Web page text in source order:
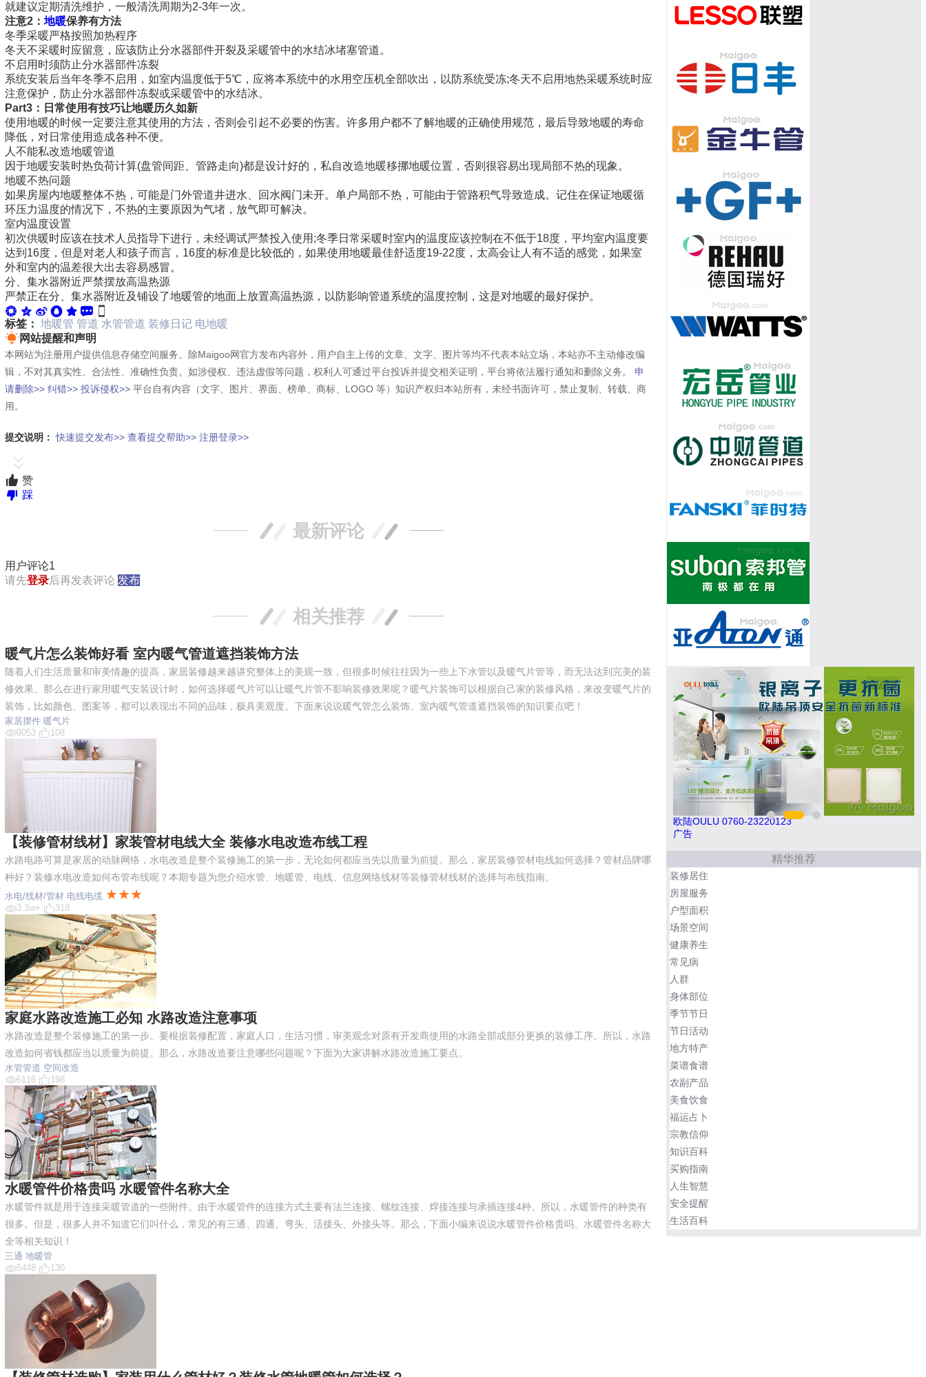
就建议定期清洗维护，一般清洗周期为2-3年一次。
注意2： 地暖保养有方法
冬季采暖严格按照加热程序
冬天不采暖时应留意，应该防止分水器部件开裂及采暖管中的水结冰堵塞管道。
不启用时须防止分水器部件冻裂
系统安装后当年冬季不启用，如室内温度低于5℃，应将本系统中的水用空压机全部吹出，以防系统受冻;冬天不启用地热采暖系统时应
注意保护，防止分水器部件冻裂或采暖管中的水结冰。
Part3：日常使用有技巧让地暖历久如新
使用地暖的时候一定要注意其使用的方法，否则会引起不必要的伤害。许多用户都不了解地暖的正确使用规范，最后导致地暖的寿命
降低，对日常使用造成各种不便。
人不能私改造地暖管道
因于地暖安装时热负荷计算(盘管间距、管路走向)都是设计好的，私自改造地暖移挪地暖位置，否则很容易出现局部不热的现象。
地暖不热问题
如果房屋内地暖整体不热，可能是门外管道井进水、回水阀门未开。单户局部不热，可能由于管路积气导致造成。记住在保证地暖循
环压力温度的情况下，不热的主要原因为气堵，放气即可解决。
室内温度设置
初次供暖时应该在技术人员指导下进行，未经调试严禁投入使用;冬季日常采暖时室内的温度应该控制在不低于18度，平均室内温度要
达到16度，但是对老人和孩子而言，16度的标准是比较低的，如果使用地暖最佳舒适度19-22度，太高会让人有不适的感觉，如果室
外和室内的温差很大出去容易感冒。
分、集水器附近严禁摆放高温热源
严禁正在分、集水器附近及铺设了地暖管的地面上放置高温热源，以防影响管道系统的温度控制，这是对地暖的最好保护。
标签： 地暖管 管道 水管管道 装修日记 电地暖
网站提醒和声明
本网站为注册用户提供信息存储空间服务。除Maigoo网官方发布内容外，用户自主上传的文章、文字、图片等均不代表本站立场，本站亦不主动修改编
辑，不对其真实性、合法性、准确性负责。如涉侵权、违法虚假等问题，权利人可通过平台投诉并提交相关证明，平台将依法履行通知和删除义务。
申
请删除>> 纠错>> 投诉侵权>> 平台自有内容（文字、图片、界面、榜单、商标、LOGO 等）知识产权归本站所有，未经书面许可，禁止复制、转载、商
用。
提交说明： 快速提交发布>> 查看提交帮助>> 注册登录>>
赞
踩
最新评论
用户评论1
请先登录后再发表评论 发布
相关推荐
暖气片怎么装饰好看 室内暖气管道遮挡装饰方法
随着人们生活质量和审美情趣的提高，家居装修越来越讲究整体上的美观一致，但很多时候往往因为一些上下水管以及暖气片管等，而无法达到完美的装
修效果。那么在进行家用暖气安装设计时，如何选择暖气片可以让暖气片管不影响装修效果呢？暖气片装饰可以根据自己家的装修风格，来改变暖气片的
装饰，比如颜色、图案等，都可以表现出不同的品味，极具美观度。下面来说说暖气管怎么装饰、室内暖气管道遮挡装饰的知识要点吧！
家居摆件 暖气片
9053
108
【装修管材线材】家装管材电线大全 装修水电改造布线工程
水路电路可算是家居的动脉网络，水电改造是整个装修施工的第一步，无论如何都应当先以质量为前提。那么，家居装修管材电线如何选择？管材品牌哪
种好？装修水电改造如何布管布线呢？本期专题为您介绍水管、地暖管、电线、信息网络线材等装修管材线材的选择与布线指南。
水电/线材/管材 电线电缆 ★★★
3.3w+ 318
家庭水路改造施工必知 水路改造注意事项
水路改造是整个装修施工的第一步。要根据装修配置，家庭人口，生活习惯，审美观念对原有开发商使用的水路全部或部分更换的装修工序。所以，水路
改造如何省钱都应当以质量为前提。那么，水路改造要注意哪些问题呢？下面为大家讲解水路改造施工要点。
水管管道 空间改造
6116
198
水暖管件价格贵吗 水暖管件名称大全
水暖管件就是用于连接采暖管道的一些附件。由于水暖管件的连接方式主要有法兰连接、螺纹连接、焊接连接与承插连接4种。所以，水暖管件的种类有
很多。但是，很多人并不知道它们叫什么，常见的有三通、四通、弯头、活接头、外接头等。那么，下面小编来说说水暖管件价格贵吗、水暖管件名称大
全等相关知识！
三通 地暖管
5448
130
欧陆OULU 0760-23220123
广告
精华推荐
装修居住
房屋服务
户型面积
场景空间
健康养生
常见病
人群
身体部位
季节节日
节日活动
地方特产
菜谱食谱
农副产品
美食饮食
福运占卜
宗教信仰
知识百科
买购指南
人生智慧
安全提醒
生活百科